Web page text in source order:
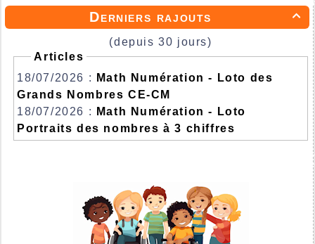

Derniers rajouts
(depuis 30 jours)
Articles
18/07/2026 :
Math Numération - Loto des
Grands Nombres CE-CM
18/07/2026 :
Math Numération - Loto
Portraits des nombres à 3 chiffres